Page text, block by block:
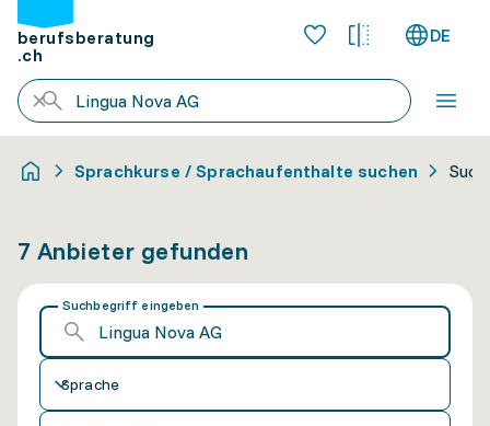
berufsberatung
.ch
DE
Sprachkurse / Sprachaufenthalte suchen
7 Anbieter gefunden
Suchbegriff eingeben
Sprache